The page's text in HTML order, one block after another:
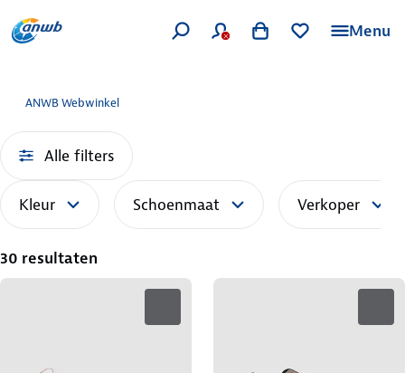
Menu
ANWB Webwinkel
Alle filters
Kleur Schoenmaat Verkoper
30 resultaten